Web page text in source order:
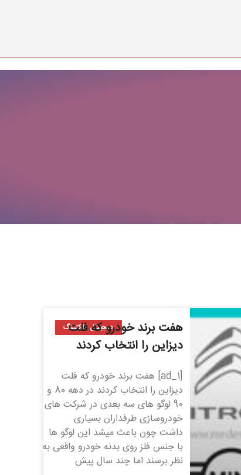
دیجیتال مارکتینگ
هفت برند خودرو که فلت
دیزاین را انتخاب کردند
[ad_1] هفت برند خودرو که فلت
دیزاین را انتخاب کردند در دهه 80 و
90 لوگو های سه بعدی در شرکت های
خودروسازی طرفداران بسیاری
داشت چون باعث میشد این لوگو ها
با جنس فلز روی بدنه خودرو واقعی به
نظر برسند اما چند سال پیش